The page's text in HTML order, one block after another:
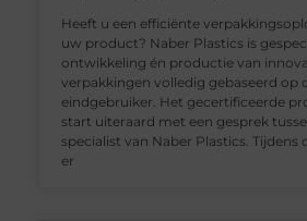
Heeft u een efficiënte
uw product? Naber Plastics is
ontwikkeling én productie van
verpakkingen volledig gebaseerd op
eindgebruiker. Het gecertificeerde
start uiteraard met een gesprek
specialist van Naber Plastics.
er